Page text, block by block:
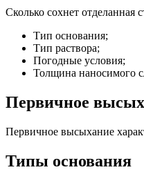
Сколько сохнет отделанная
Тип основания;
Тип раствора;
Погодные условия;
Толщина наносимого
Первичное
Первичное высыхание
Типы основания